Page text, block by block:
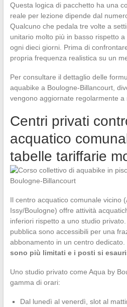
Questa logica di pacchetto ha una
reale per lezione dipende dal
Qualcuno che pedala tre volte a
unitario molto più in basso rispetto
ogni dieci giorni. Prima di
propria frequenza realistica su un
Per consultare il dettaglio delle
aquabike a Boulogne-Billancourt,
vengono aggiornate regolarmente a
Centri privati
acquatico
tabelle tariffarie
Il centro acquatico comunale vicino
Issy/Boulogne) offre attività
inferiori rispetto a uno studio
pubblica sono accessibili per una
abbonamento in un centro dedicato.
sono più limitati e i posti si
Uno studio privato come Aqua by
gamma di orari:
Dal lunedì al venerdì, slot al